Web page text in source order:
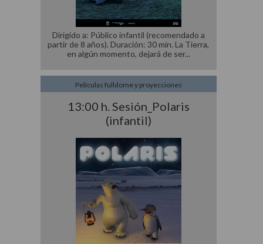
Dirigido a: Público infantil (recomendado a
partir de 8 años). Duración: 30 min. La Tierra,
en algún momento, dejará de ser
13:00 h. Sesión_Polaris
(infantil)
Películas fulldome y proyecciones